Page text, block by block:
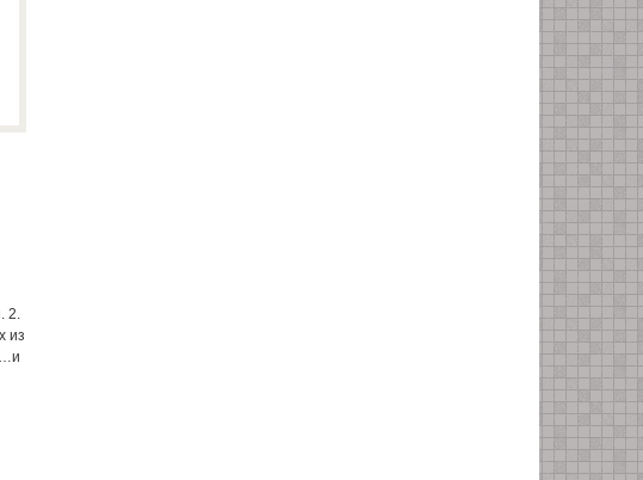
2.
из
…и